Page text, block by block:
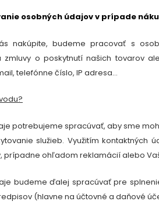
osobných údajov v prípade
nakúpite, budeme pracovať s
zmluvy o poskytnutí našich tovarov
telefónne číslo, IP adresa…
potrebujeme spracúvať, aby sme
služieb. Využitím kontaktných
prípadne ohľadom reklamácií alebo
budeme ďalej spracúvať pre
(hlavne na účtovné a daňové